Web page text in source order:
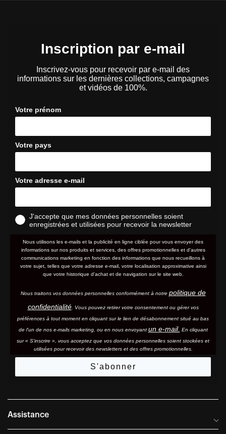
Inscription par e-mail
Inscrivez-vous pour recevoir par e-mail des
informations sur les dernières collections, campagnes
et vidéos de 100%.
Votre prénom
Votre pays
Votre adresse e-mail
J'accepte que mes données personnelles soient
enregistrées et utilisées pour recevoir la newsletter
Nous utilisons les e-mails et la publicité en ligne ciblée pour vous envoyer des
informations sur nos produits et services, des offres promotionnelles et d'autres
communications marketing en fonction des informations que nous recueillons à
votre sujet, telles que votre adresse e-mail, votre localisation approximative ainsi
que votre historique d'achat et de navigation sur le site web.
Nous traitons vos données personnelles conformément à notre politique de
confidentialité. Vous pouvez retirer votre consentement ou gérer vos
préférences à tout moment en cliquant sur le lien de désabonnement situé au bas
de l'un de nos e-mails marketing, ou en nous envoyant un e-mail. En cliquant
sur « S'inscrire », vous acceptez que vos données personnelles soient stockées et
utilisées pour recevoir des newsletters et des offres promotionnelles.
S'abonner
Assistance